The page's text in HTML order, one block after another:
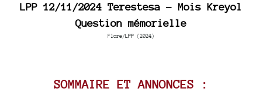
LPP 12/11/2024 Terestesa - Mois Kreyol
Question mémorielle
Flore/LPP (2024)
SOMMAIRE ET ANNONCES :